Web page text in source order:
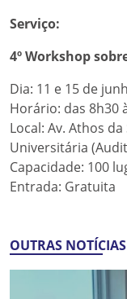
Serviço:
4º Workshop
Dia: 11 e 15 de
Horário: das 8h30
Local: Av. Athos
Universitária
Capacidade: 100
Entrada: Gratuita
OUTRAS NOTÍCIAS